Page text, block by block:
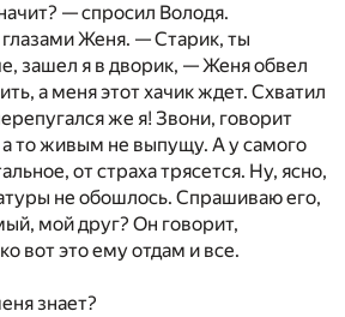
— спросил Володя.
Женя. — Старик, ты
зашел я в дворик, — Женя обвел
а меня этот хачик ждет. Схватил
же я! Звони, говорит
то живым не выпущу. А у самого
от страха трясется. Ну, ясно,
не обошлось. Спрашиваю его,
мой друг? Он говорит,
вот это ему отдам и все.
знает?